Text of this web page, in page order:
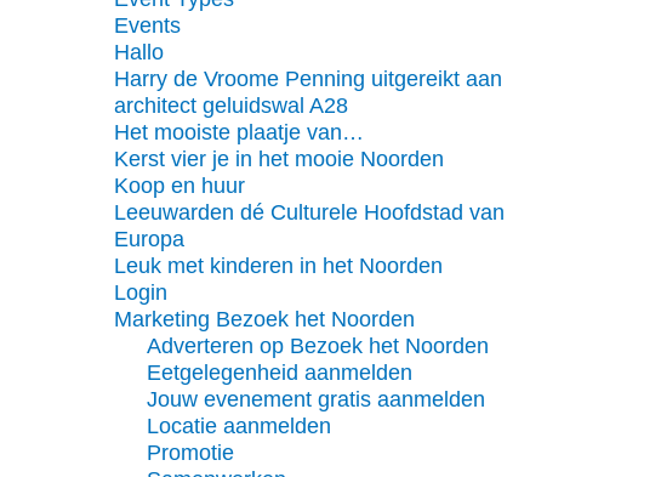
Events
Hallo
Harry de Vroome Penning uitgereikt aan
architect geluidswal A28
Het mooiste plaatje van…
Kerst vier je in het mooie Noorden
Koop en huur
Leeuwarden dé Culturele Hoofdstad van
Europa
Leuk met kinderen in het Noorden
Login
Marketing Bezoek het Noorden
Adverteren op Bezoek het Noorden
Eetgelegenheid aanmelden
Jouw evenement gratis aanmelden
Locatie aanmelden
Promotie